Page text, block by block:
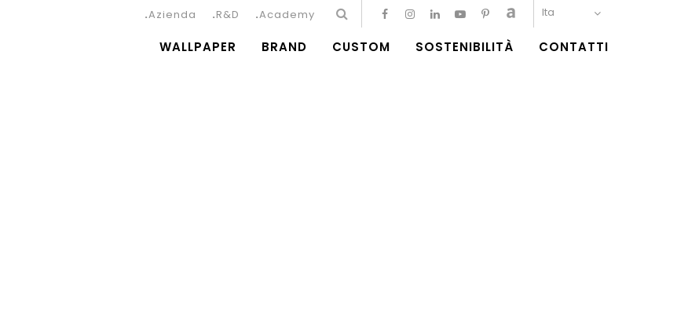
Ita
Azienda R&D Academy
WALLPAPER BRAND CUSTOM SOSTENIBILITÀ CONTATTI